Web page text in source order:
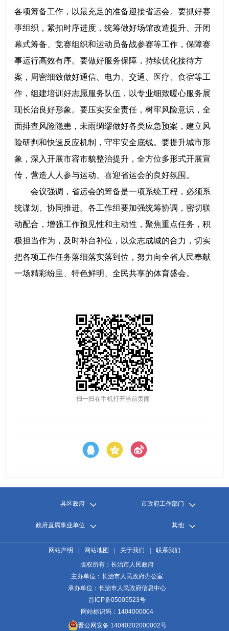
各项筹备工作，以最充足的准备迎接省运会。要抓好赛
事组织，紧扣时序进度，统筹做好场馆改造提升、开闭
幕式筹备、竞赛组织和运动员备战参赛等工作，保障赛
事运行高效有序。要做好服务保障，持续优化接待方
案，周密细致做好通信、电力、交通、医疗、食宿等工
作，组建培训好志愿服务队伍，以专业细致暖心服务展
现长治良好形象。要压实安全责任，树牢风险意识，全
面排查风险隐患，未雨绸缪做好各类应急预案，建立风
险研判和快速反应机制，守牢安全底线。要提升城市形
象，深入开展市容市貌整治提升，全方位多形式开展宣
传，营造人人参与运动、喜迎省运会的良好氛围。
会议强调，省运会的筹备是一项系统工程，必须系
统谋划、协同推进。各工作组要加强统筹协调，密切联
动配合，增强工作预见性和主动性，聚焦重点任务，积
极担当作为，及时补台补位，以众志成城的合力，切实
把各项工作任务落细落实落到位，努力向全省人民奉献
一场精彩纷呈、特色鲜明、全民共享的体育盛会。
扫一扫在手机打开当前页面
县区政府 市政府工作部门
政府直属事业单位 其他
网站声明 网站地图 关于我们
联系我们
版权所有：长治市人民政府
主办单位：长治市人民政府办公室
承办单位：长治市人民政府信息中心
晋ICP备05005523号
网站标识码：1404000004
晋公网安备 14040202000002号